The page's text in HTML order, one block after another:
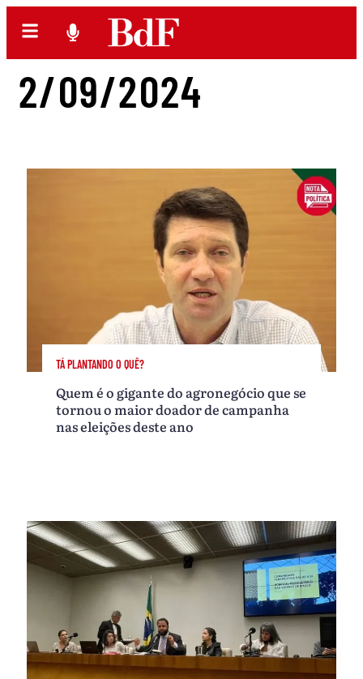
2/09/2024
TÁ PLANTANDO O QUÊ?
Quem é o gigante do agronegócio que se
tornou o maior doador de campanha
nas eleições deste ano